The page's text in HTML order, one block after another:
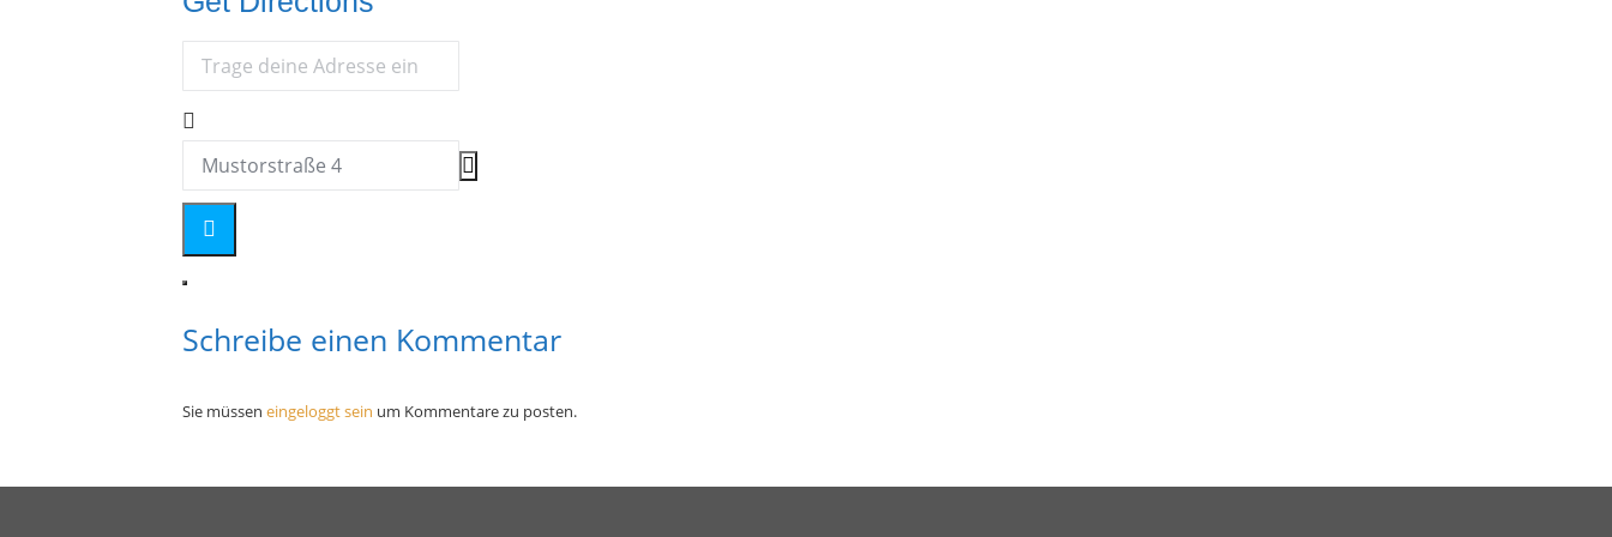
Address - Polyamorie-Stammtisch []
Destination Address - Polyamorie-Stammtisch []
Schreibe einen Kommentar
Sie müssen eingeloggt sein um Kommentare zu posten.